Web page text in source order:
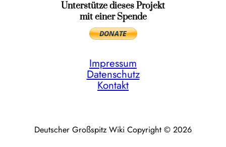
Unterstütze dieses Projekt
mit einer Spende
Impressum
Datenschutz
Kontakt
Deutscher Großspitz Wiki Copyright © 2026